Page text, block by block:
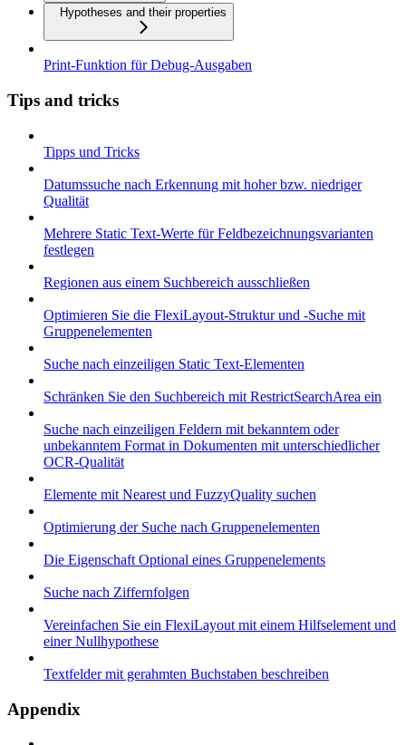
Hypotheses and their properties
Print-Funktion für Debug-Ausgaben
Tips and tricks
Tipps und Tricks
Datumssuche nach Erkennung mit hoher bzw. niedriger
Qualität
Mehrere Static Text-Werte für Feldbezeichnungsvarianten
festlegen
Regionen aus einem Suchbereich ausschließen
Optimieren Sie die FlexiLayout-Struktur und -Suche mit
Gruppenelementen
Suche nach einzeiligen Static Text-Elementen
Schränken Sie den Suchbereich mit RestrictSearchArea ein
Suche nach einzeiligen Feldern mit bekanntem oder
unbekanntem Format in Dokumenten mit unterschiedlicher
OCR-Qualität
Elemente mit Nearest und FuzzyQuality suchen
Optimierung der Suche nach Gruppenelementen
Die Eigenschaft Optional eines Gruppenelements
Suche nach Ziffernfolgen
Vereinfachen Sie ein FlexiLayout mit einem Hilfselement und
einer Nullhypothese
Textfelder mit gerahmten Buchstaben beschreiben
Appendix